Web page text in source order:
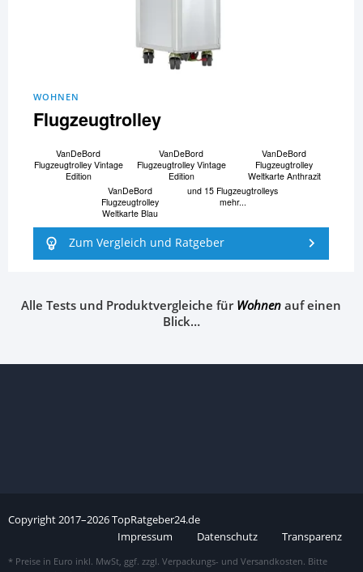
WOHNEN
Flugzeugtrolley
VanDeBord
Flugzeugtrolley Vintage
Edition
VanDeBord
Flugzeugtrolley Vintage
Edition
VanDeBord
Flugzeugtrolley
Weltkarte Anthrazit
VanDeBord
Flugzeugtrolley
Weltkarte Blau
und 15 Flugzeugtrolleys
mehr...
Zum Vergleich und Ratgeber
Alle Tests und Produktvergleiche fürWohnenauf einen
Blick…
Copyright2017–2026TopRatgeber24.de
Impressum
Datenschutz Transparenz